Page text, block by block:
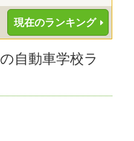
現在のランキング
自動車学校ラ